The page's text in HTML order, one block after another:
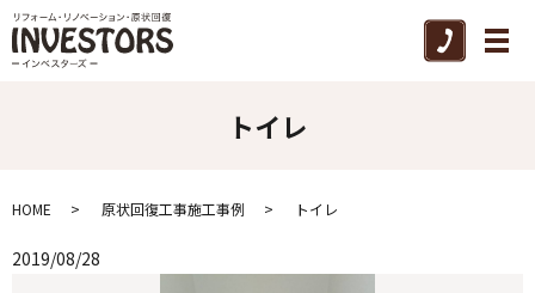
メ
トイレ
HOME 原状回復工事施工事例 トイレ
2019/08/28